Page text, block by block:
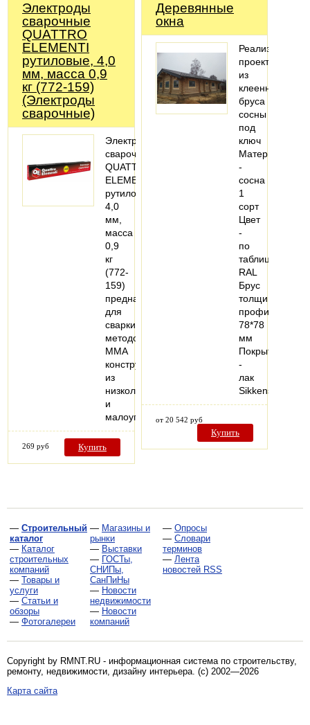
Электроды
сварочные
QUATTRO
ELEMENTI
рутиловые, 4,0
мм, масса 0,9
кг (772-159)
(Электроды
сварочные)
Электроды
сварочные
QUATTRO
ELEMENTI
рутиловые,
4,0
мм,
масса
0,9
кг
(772-
159)
предназначен
для
сварки
методом
MMA
конструкций
из
низколегированных
и
малоуглеродистых…
269 руб Купить
Деревянные
окна
Реализация
проекта
из
клеенного
бруса
сосны
под
ключ
Материал
-
сосна
1
сорт
Цвет
-
по
таблице
RAL
Брус
толщиной
профиля
78*78
мм
Покрытие
-
лак
Sikkens…
от 20 542 руб
Купить
— Строительный
каталог
— Каталог
строительных
компаний
— Товары и
услуги
— Статьи и
обзоры
— Фотогалереи
— Магазины и
рынки
— Выставки
— ГОСТы,
СНИПы,
СанПиНы
— Новости
недвижимости
— Новости
компаний
— Опросы
— Словари
терминов
— Лента
новостей RSS
Copyright by RMNT.RU - информационная система по строительству,
ремонту, недвижимости, дизайну интерьера. (c) 2002—2026
Карта сайта